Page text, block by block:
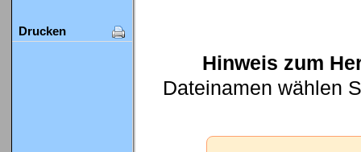
Drucken
Hinweis zum
Dateinamen wählen